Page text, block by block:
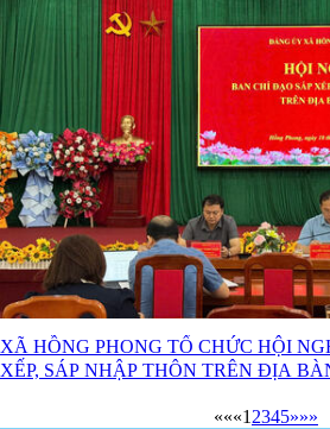
XÃ HỒNG PHONG TỔ CHỨC HỘI
XẾP, SÁP NHẬP THÔN TRÊN ĐỊA
«««1 2345»»»